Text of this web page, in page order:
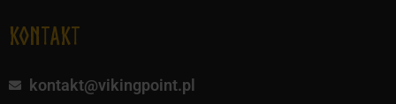
KONTAKT
kontakt@vikingpoint.pl